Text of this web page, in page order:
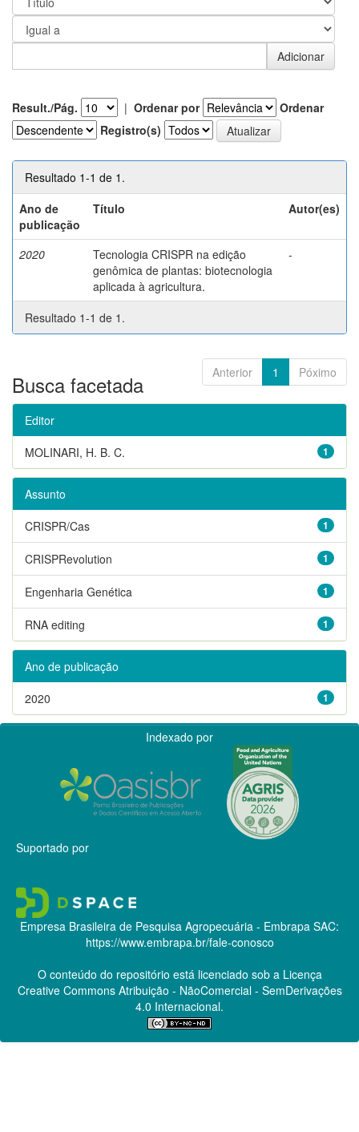
Result./Pág. | Ordenar por
Ordenar
Registro(s)
Resultado 1-1 de 1.
Ano de
publicação
Título Autor(es)
2020
Tecnologia CRISPR na edição
genômica de plantas: biotecnologia
aplicada à agricultura.
-
Resultado 1-1 de 1.
Anterior 1 Póximo
Busca facetada
Editor
1
MOLINARI, H. B. C.
Assunto
1
CRISPR/Cas
1
CRISPRevolution
1
Engenharia Genética
1
RNA editing
Ano de publicação
1
2020
Indexado por
Suportado por
Empresa Brasileira de Pesquisa Agropecuária - Embrapa SAC:
https://www.embrapa.br/fale-conosco
O conteúdo do repositório está licenciado sob a Licença
Creative CommonsAtribuição - NãoComercial - SemDerivações
4.0 Internacional.